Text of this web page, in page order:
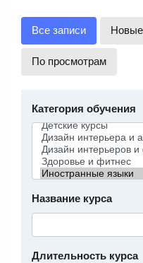
Все записи Новые
По просмотрам
Категория обучения
Название курса
Длительность курса